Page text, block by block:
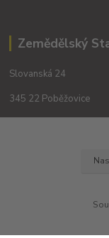
Zemědělský
Slovanská 24
345 22 Poběžovice